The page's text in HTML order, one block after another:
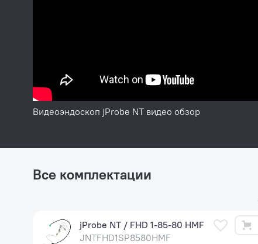
Видеоэндоскоп jProbe NT видео обзор
Все комплектации
jProbe NT / FHD 1-85-80 HMF
JNTFHD1SP8580HMF